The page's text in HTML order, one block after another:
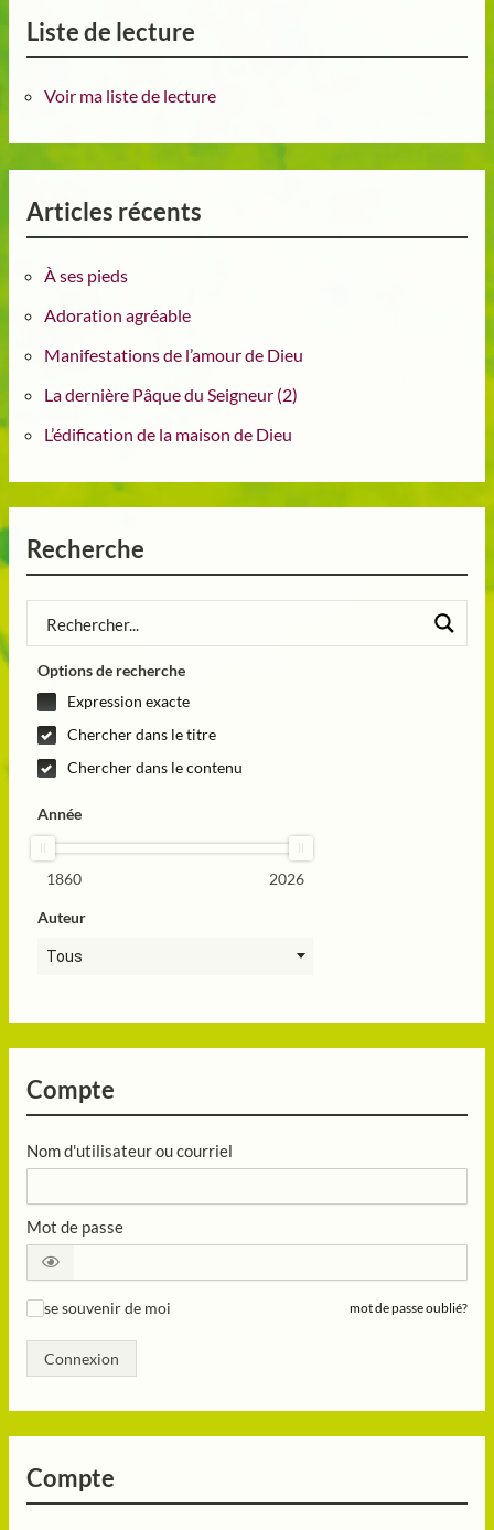
Liste de lecture
Voir ma liste de lecture
Articles récents
À ses pieds
Adoration agréable
Manifestations de l’amour de Dieu
La dernière Pâque du Seigneur (2)
L’édification de la maison de Dieu
Recherche
Options de recherche
Expression exacte
Chercher dans le titre
Chercher dans le contenu
Année
1860 2026
Auteur
Tous
Compte
Nom d'utilisateur ou courriel
Mot de passe
se souvenir de moi mot de passe oublié?
Connexion
Compte